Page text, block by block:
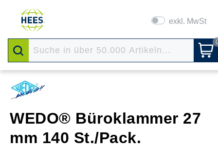
exkl. MwSt
WEDO® Büroklammer 27
mm 140 St./Pack.